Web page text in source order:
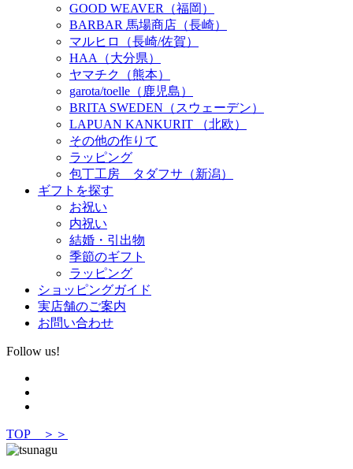
GOOD WEAVER（福岡）
BARBAR 馬場商店（長崎）
マルヒロ（長崎/佐賀）
HAA（大分県）
ヤマチク（熊本）
garota/toelle（鹿児島）
BRITA SWEDEN（スウェーデン）
LAPUAN KANKURIT （北欧）
その他の作りて
ラッピング
包丁工房 タダフサ（新潟）
ギフトを探す
お祝い
内祝い
結婚・引出物
季節のギフト
ラッピング
ショッピングガイド
実店舗のご案内
お問い合わせ
Follow us!
TOP ＞＞